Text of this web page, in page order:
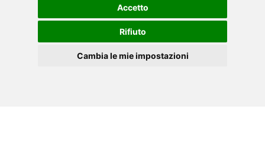
Accetto
Rifiuto
Cambia le mie impostazioni